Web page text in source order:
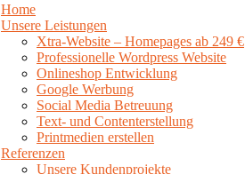
Home
Unsere Leistungen
Xtra-Website – Homepages ab 249 €
Professionelle Wordpress Website
Onlineshop Entwicklung
Google Werbung
Social Media Betreuung
Text- und Contenterstellung
Printmedien erstellen
Referenzen
Unsere Kundenprojekte